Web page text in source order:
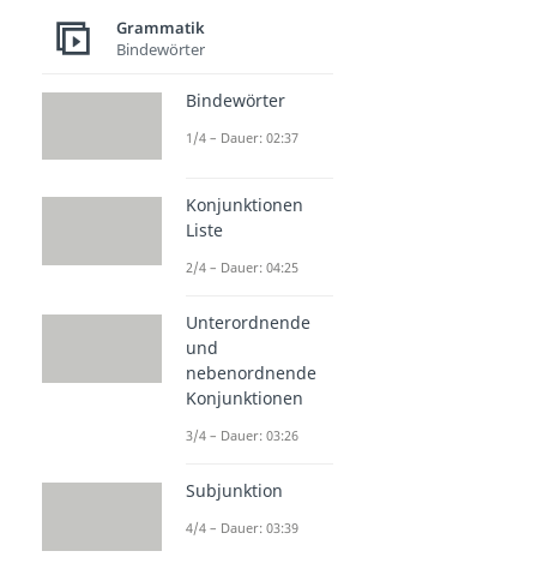
Grammatik
Bindewörter
Bindewörter
1/4 – Dauer: 02:37
Konjunktionen
Liste
2/4 – Dauer: 04:25
Unterordnende
und
nebenordnende
Konjunktionen
3/4 – Dauer: 03:26
Subjunktion
4/4 – Dauer: 03:39